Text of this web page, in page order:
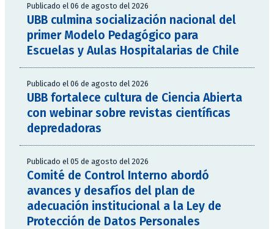
Publicado el 06 de agosto del 2026
UBB culmina socialización nacional del
primer Modelo Pedagógico para
Escuelas y Aulas Hospitalarias de Chile
Publicado el 06 de agosto del 2026
UBB fortalece cultura de Ciencia Abierta
con webinar sobre revistas científicas
depredadoras
Publicado el 05 de agosto del 2026
Comité de Control Interno abordó
avances y desafíos del plan de
adecuación institucional a la Ley de
Protección de Datos Personales